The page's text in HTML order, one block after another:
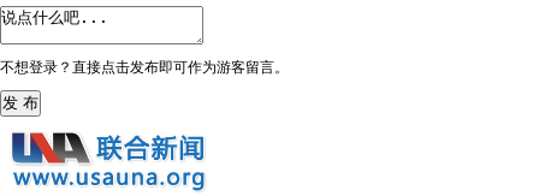
不想登录？直接点击发布即可作为游客留言。
发 布